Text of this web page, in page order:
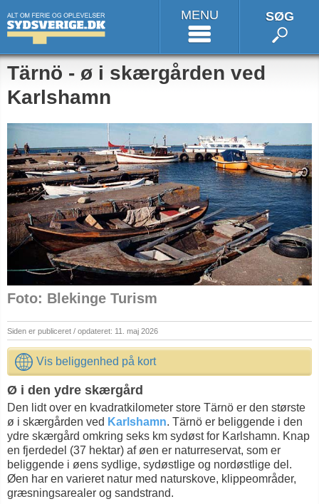
MENU SØG
Tärnö - ø i skærgården ved
Karlshamn
Foto: Blekinge Turism
Siden er publiceret / opdateret: 11. maj 2026
Vis beliggenhed på kort
Ø i den ydre skærgård
Den lidt over en kvadratkilometer store Tärnö er den største
ø i skærgården ved Karlshamn. Tärnö er beliggende i den
ydre skærgård omkring seks km sydøst for Karlshamn. Knap
en fjerdedel (37 hektar) af øen er naturreservat, som er
beliggende i øens sydlige, sydøstlige og nordøstlige del.
Øen har en varieret natur med naturskove, klippeområder,
græsningsarealer og sandstrand.